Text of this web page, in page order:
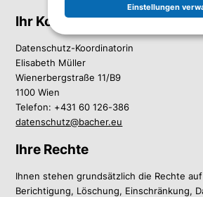
Ihr Kontakt bei Fragen zum
Datenschutz-Koordinatorin
Elisabeth Müller
Wienerbergstraße 11/B9
1100 Wien
Telefon: +431 60 126-386
datenschutz@bacher.eu
Ihre Rechte
Ihnen stehen grundsätzlich die Rechte
Berichtigung, Löschung, Einschränkung,
Einstellungen